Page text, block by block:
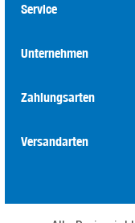
Service
Unternehmen
Zahlungsarten
Versandarten